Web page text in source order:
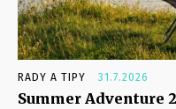
RADY A TIPY 31.7.2026
Summer Adventure